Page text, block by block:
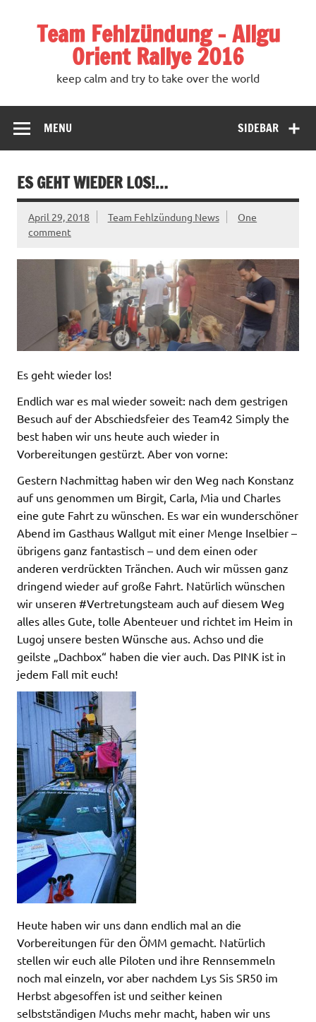
Team Fehlzündung – Allgu
Orient Rallye 2016
keep calm and try to take over the world
SIDEBAR
MENU
ES GEHT WIEDER LOS!…
April 29, 2018 Team Fehlzündung News
One
comment
Es geht wieder los!
Endlich war es mal wieder soweit: nach dem gestrigen
Besuch auf der Abschiedsfeier des Team42 Simply the
best haben wir uns heute auch wieder in
Vorbereitungen gestürzt. Aber von vorne:
Gestern Nachmittag haben wir den Weg nach Konstanz
auf uns genommen um Birgit, Carla, Mia und Charles
eine gute Fahrt zu wünschen. Es war ein wunderschöner
Abend im Gasthaus Wallgut mit einer Menge Inselbier –
übrigens ganz fantastisch – und dem einen oder
anderen verdrückten Tränchen. Auch wir müssen ganz
dringend wieder auf große Fahrt. Natürlich wünschen
wir unseren #Vertretungsteam auch auf diesem Weg
alles alles Gute, tolle Abenteuer und richtet im Heim in
Lugoj unsere besten Wünsche aus. Achso und die
geilste „Dachbox“ haben die vier auch. Das PINK ist in
jedem Fall mit euch!
Heute haben wir uns dann endlich mal an die
Vorbereitungen für den ÖMM gemacht. Natürlich
stellen wir euch alle Piloten und ihre Rennsemmeln
noch mal einzeln, vor aber nachdem Lys Sis SR50 im
Herbst abgesoffen ist und seither keinen
selbstständigen Muchs mehr macht, haben wir uns